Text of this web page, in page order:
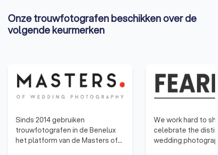
Onze trouwfotografen beschikken over de
volgende keurmerken
Sinds 2014 gebruiken
trouwfotografen in de Benelux
het platform van de Masters of
We work hard to
celebrate the
wedding